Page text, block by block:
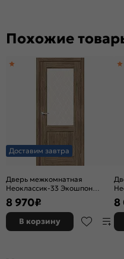
Похожие
Доставим завтра
Дверь межкомнатная
Неоклассик-33 Экошпон
Original Oak, остекленная,
white сrystal, кромка нет,
филенчатая
8 970₽
В корзину
8